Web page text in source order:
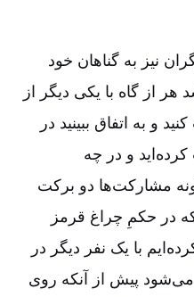
نیز به گناهان خود
هر از گاه با یکی دیگر از
و به اتفاق ببینید در
و در چه
مشارکت‌ها دو برکت
در حکمِ چراغ قرمز
با یک نفر دیگر در
می‌شود پیش از آنکه روی